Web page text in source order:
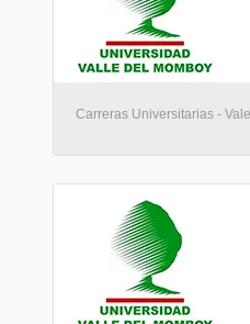
Carreras Universitarias -